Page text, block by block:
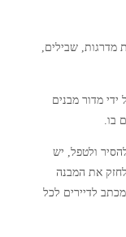
מדרגות, שבילים,
ידי מדור מבנים
בו.
ולטפל, יש
את המבנה
לדיירים לכל